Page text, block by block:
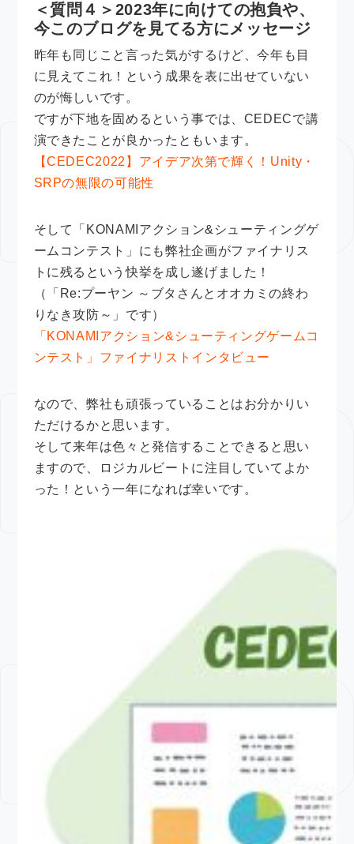
＜質問４＞2023年に向けての抱負や、
今このブログを見てる方にメッセージ
昨年も同じこと言った気がするけど、今年も目
に見えてこれ！という成果を表に出せていない
のが悔しいです。
ですが下地を固めるという事では、CEDECで講
演できたことが良かったともいます。
【CEDEC2022】アイデア次第で輝く！Unity・
SRPの無限の可能性
そして「KONAMIアクション&シューティングゲ
ームコンテスト」にも弊社企画がファイナリス
トに残るという快挙を成し遂げました！
（「Re:プーヤン ～ブタさんとオオカミの終わ
りなき攻防～」です）
「KONAMIアクション&シューティングゲームコ
ンテスト」ファイナリストインタビュー
なので、弊社も頑張っていることはお分かりい
ただけるかと思います。
そして来年は色々と発信することできると思い
ますので、ロジカルビートに注目していてよか
った！という一年になれば幸いです。